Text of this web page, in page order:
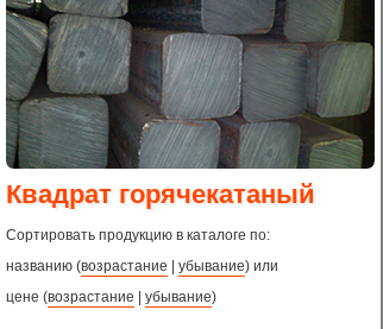
Квадрат горячекатаный
Сортировать продукцию в каталоге по:
названию (возрастание убывание) или
цене (возрастание убывание)